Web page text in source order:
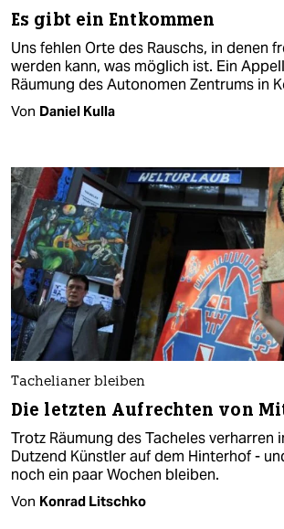
Es gibt ein Entkommen
Uns fehlen Orte des Rauschs, in denen
werden kann, was möglich ist. Ein
Räumung des Autonomen Zentrums in
Von Daniel Kulla
Tachelianer bleiben
Die letzten Aufrechten von
Trotz Räumung des Tacheles verharren
Dutzend Künstler auf dem Hinterhof -
noch ein paar Wochen bleiben.
Von Konrad Litschko